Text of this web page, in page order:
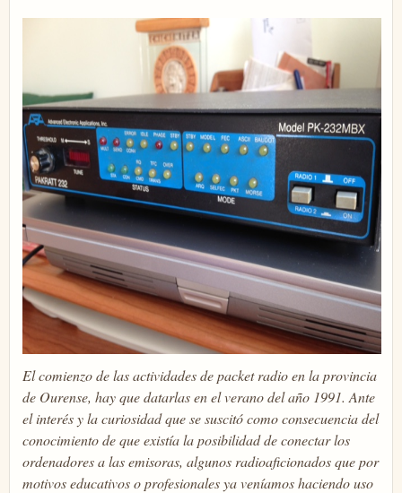
El comienzo de las actividades de packet radio en la provincia
de Ourense, hay que datarlas en el verano del año 1991. Ante
el interés y la curiosidad que se suscitó como consecuencia del
conocimiento de que existía la posibilidad de conectar los
ordenadores a las emisoras, algunos radioaficionados que por
motivos educativos o profesionales ya veníamos haciendo uso